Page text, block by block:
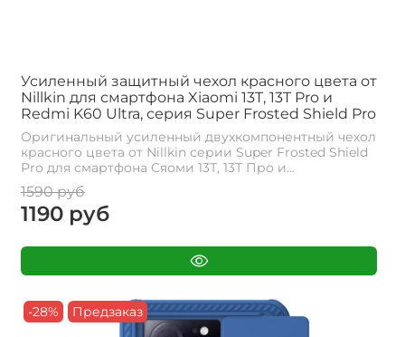
Усиленный защитный чехол красного цвета от
Nillkin для смартфона Xiaomi 13T, 13T Pro и
Redmi K60 Ultra, серия Super Frosted Shield Pro
Оригинальный усиленный двухкомпонентный чехол
красного цвета от Nillkin серии Super Frosted Shield
Pro для смартфона Сяоми 13Т, 13Т Про и...
1590 руб
1190 руб
-28% Предзаказ